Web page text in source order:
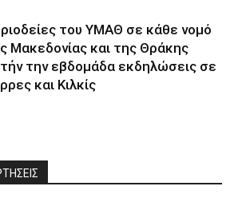
του ΥΜΑΘ σε κάθε νομό
Μακεδονίας και της Θράκης
την εβδομάδα εκδηλώσεις σε
και Κιλκίς